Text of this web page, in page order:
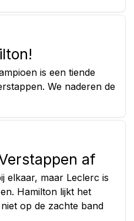
is een tiende
We naderen de
af
elkaar, maar Leclerc is
Hamilton lijkt het
op de zachte band